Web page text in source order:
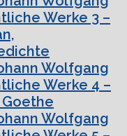
Werke 3 –
Wolfgang
Werke 4 –
Wolfgang